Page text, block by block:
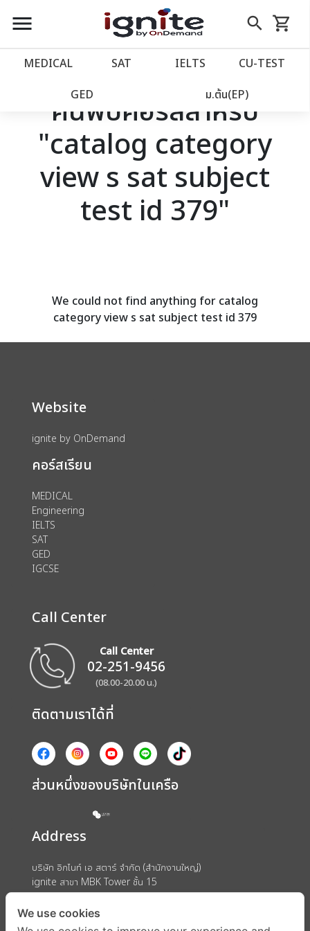
close
account_balance หน้าแรก
เว็บไซต์อิกไนท์
โปรโมชั่น
วางแผนการเรียน
เข้าสู่ระบบ
menu search
Skip
to
shopping_cart
รถเข็น
MEDICAL SAT IELTS CU‑TEST
GED ม.ต้น(EP)
ค้นพบคอร์สสำหรับ
"catalog category
view s sat subject
test id 379"
We could not find anything for catalog
category view s sat subject test id 379
Website
ignite by OnDemand
คอร์สเรียน
MEDICAL
Engineering
IELTS
SAT
GED
IGCSE
Call Center
Call Center
02-251-9456
(08.00-20.00 น.)
ติดตามเราได้ที่
ส่วนหนึ่งของบริษัทในเครือ
Address
บริษัท อิกไนท์ เอ สตาร์ จำกัด (สำนักงานใหญ่)
ignite สาขา MBK Tower ชั้น 15
ถนนพญาไท แขวงวังใหม่ เขตปทุมวัน กรุงเทพมหานคร 10330
We use cookies